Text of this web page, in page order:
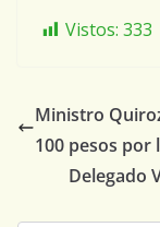
Vistos: 333
Ministro
100 pesos por
Delegado